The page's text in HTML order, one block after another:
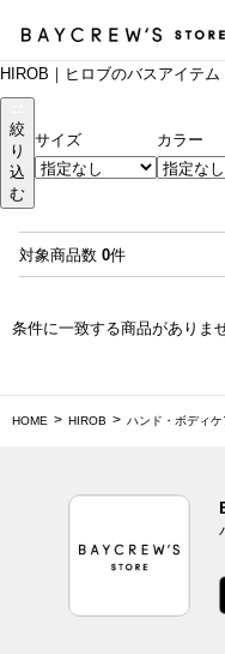
HIROB｜ヒロブのバスアイテム
絞
り
込
む
サイズ カラー
対象商品数 0件
条件に一致する商品がありま
HOME HIROB ハンド・ボディケ